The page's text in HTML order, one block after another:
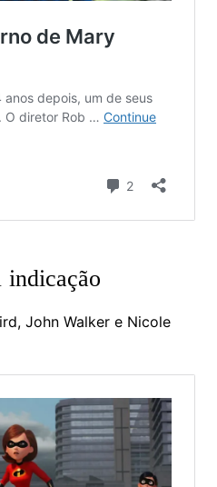
indicação
John Walker e Nicole